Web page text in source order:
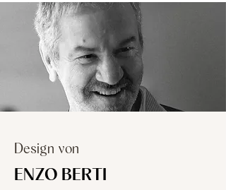
Design von
ENZO BERTI